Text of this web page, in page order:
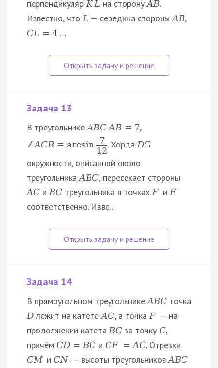
перпендикулярKL на сторонуAB.
Известно, чтоL — середина стороныAB,
CL = 4 …
Задача 13
В треугольникеABC AB = 7,
∠ACB = arcsin 7
12
. ХордаDG
окружности, описанной около
треугольникаABC, пересекает стороны
AC иBC треугольника в точкахF иE
соответственно. Изве…
Задача 14
В прямоугольном треугольникеABC точка
Dлежит на катетеAC, а точкаF — на
продолжении катетаBC за точку C,
причём CD = BC и CF = AC. Отрезки
CM и CN — высоты треугольниковABC